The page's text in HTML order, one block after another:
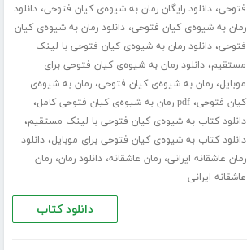
فتوحی،دانلود رایگان رمان به شیوه‌ی کیان فتوحی،دانلود
رمان به شیوه‌ی کیان فتوحی،دانلود رمان به شیوه‌ی کیان
فتوحی،دانلود رمان به شیوه‌ی کیان فتوحی با لینک
مستقیم،دانلود رمان به شیوه‌ی کیان فتوحی برای
موبایل،رمان به شیوه‌ی کیان فتوحی،رمان به شیوه‌ی
کیان فتوحی،pdf رمان به شیوه‌ی کیان فتوحی کامل ،
دانلود کتاب به شیوه‌ی کیان فتوحی با لینک مستقیم،
دانلود کتاب به شیوه‌ی کیان فتوحی برای موبایل،دانلود
رمان عاشقانه ایرانی،رمان عاشقانه،دانلود رمان،رمان
عاشقانه ایرانی
دانلود کتاب